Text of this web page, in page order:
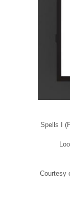
Spells I
Courtesy